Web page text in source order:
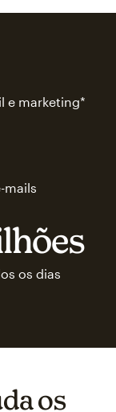
e marketing*
mails
os dias
os